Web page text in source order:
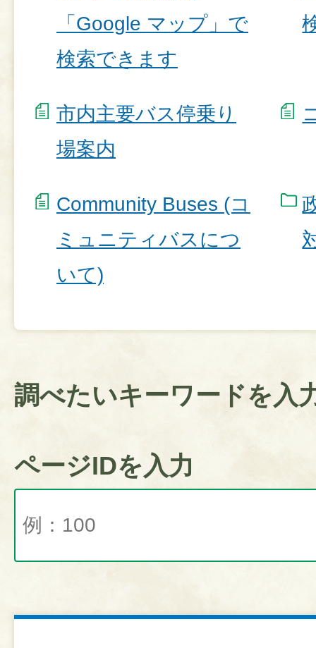
「Google マップ」で
検索できます
市内主要バス停乗り
場案内
Community Buses (コ
ミュニティバスにつ
いて)
調べたいキーワードを入
ページIDを入力